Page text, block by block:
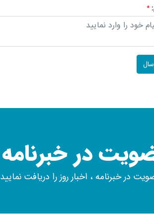
*
در خبرنامه
در خبرنامه ، اخبار روز را دریافت نمایید